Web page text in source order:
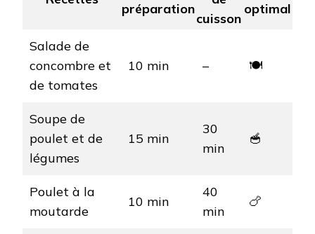
préparation
cuisson
optimal
Salade de
concombre et
de tomates
10 min – 🍽️
Soupe de
poulet et de
légumes
15 min
30
min
🥣
Poulet à la
moutarde
10 min
40
min
🍗